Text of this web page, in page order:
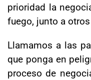
prioridad la
fuego, junto a
Llamamos a las
que ponga en
proceso de